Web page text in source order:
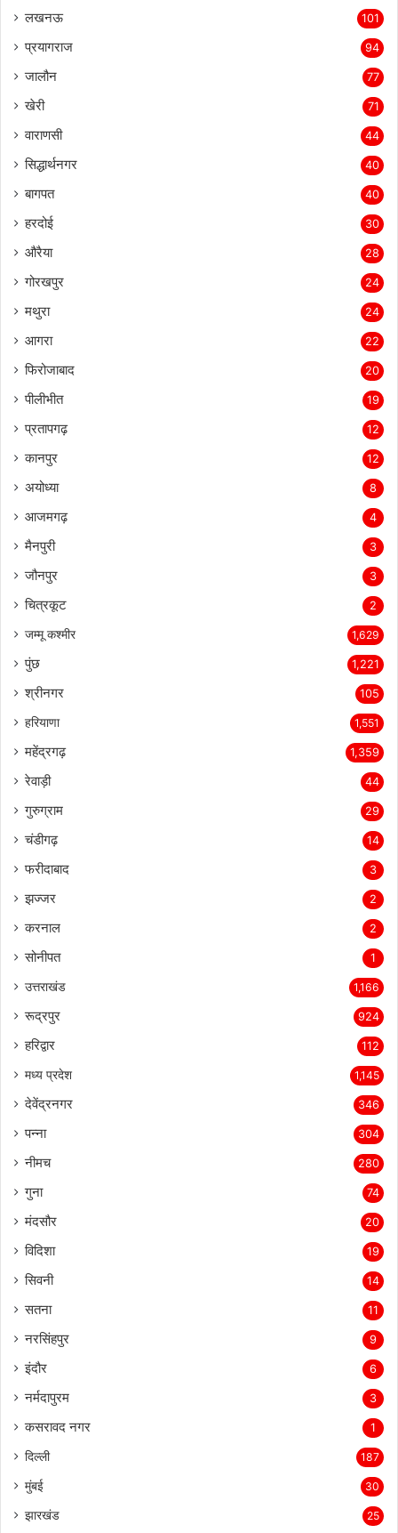
लखनऊ 101
प्रयागराज 94
जालौन 77
खेरी 71
वाराणसी 44
सिद्धार्थनगर 40
बागपत 40
हरदोई 30
औरैया 28
गोरखपुर 24
मथुरा 24
आगरा 22
फिरोजाबाद 20
पीलीभीत 19
प्रतापगढ़ 12
कानपुर 12
अयोध्या 8
आजमगढ़ 4
मैनपुरी 3
जौनपुर 3
चित्रकूट 2
जम्मू कश्मीर 1,629
पुंछ 1,221
श्रीनगर 105
हरियाणा 1,551
महेंद्रगढ़ 1,359
रेवाड़ी 44
गुरुग्राम 29
चंडीगढ़ 14
फरीदाबाद 3
झज्जर 2
करनाल 2
सोनीपत 1
उत्तराखंड 1,166
रूद्रपुर 924
हरिद्वार 112
मध्य प्रदेश 1,145
देवेंद्रनगर 346
पन्ना 304
नीमच 280
गुना 74
मंदसौर 20
विदिशा 19
सिवनी 14
सतना 11
नरसिंहपुर 9
इंदौर 6
नर्मदापुरम 3
कसरावद नगर 1
दिल्ली 187
मुंबई 30
झारखंड 25